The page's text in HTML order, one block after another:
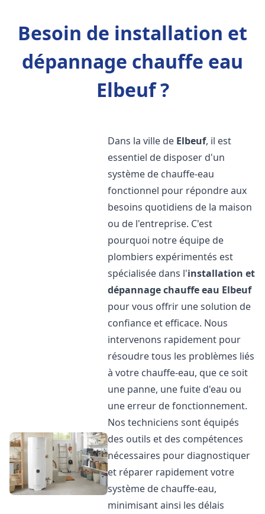
Besoin de installation et
dépannage chauffe eau
Elbeuf ?
Dans la ville de Elbeuf, il est
essentiel de disposer d'un
système de chauffe-eau
fonctionnel pour répondre aux
besoins quotidiens de la maison
ou de l'entreprise. C'est
pourquoi notre équipe de
plombiers expérimentés est
spécialisée dans l'installation et
dépannage chauffe eau Elbeuf
pour vous offrir une solution de
confiance et efficace. Nous
intervenons rapidement pour
résoudre tous les problèmes liés
à votre chauffe-eau, que ce soit
une panne, une fuite d'eau ou
une erreur de fonctionnement.
Nos techniciens sont équipés
des outils et des compétences
nécessaires pour diagnostiquer
et réparer rapidement votre
système de chauffe-eau,
minimisant ainsi les délais